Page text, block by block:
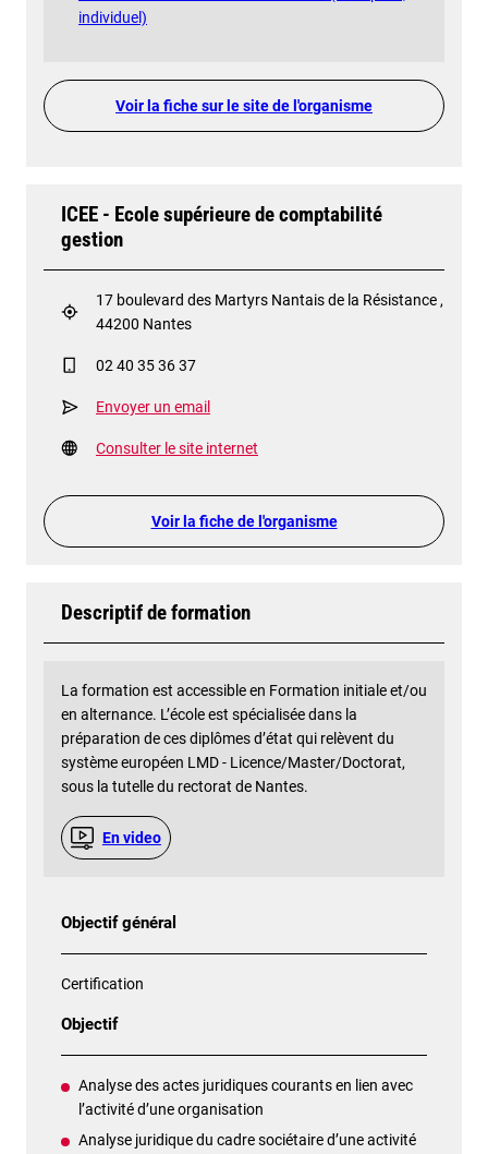
individuel)
Voir la fiche sur le site de l'organisme
ICEE - Ecole supérieure de comptabilité
gestion
17 boulevard des Martyrs Nantais de la Résistance ,
44200 Nantes
02 40 35 36 37
Envoyer un email
Consulter le site internet
Voir la fiche de l'organisme
Descriptif de formation
La formation est accessible en Formation initiale et/ou
en alternance. L’école est spécialisée dans la
préparation de ces diplômes d’état qui relèvent du
système européen LMD - Licence/Master/Doctorat,
sous la tutelle du rectorat de Nantes.
En video
Objectif général
Certification
Objectif
Analyse des actes juridiques courants en lien avec
l’activité d’une organisation
Analyse juridique du cadre sociétaire d’une activité